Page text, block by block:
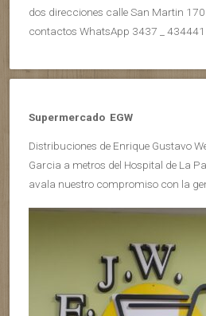
dos direcciones calle San Martin
contactos WhatsApp 3437 _ 434441
Supermercado EGW
Distribuciones de Enrique Gustavo
Garcia a metros del Hospital de La
avala nuestro compromiso con la